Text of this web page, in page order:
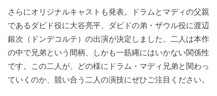
さらにオリジナルキャストも発表。ドラムとマディの父親
であるダビド役に大谷亮平、ダビドの弟・ザウル役に渡辺
銀次（ドンデコルテ）の出演が決定しました。二人は本作
の中で兄弟という間柄、しかも一筋縄にはいかない関係性
です。この二人が、どの様にドラム・マディ兄弟と関わっ
ていくのか、競い合う二人の演技にぜひご注目ください。